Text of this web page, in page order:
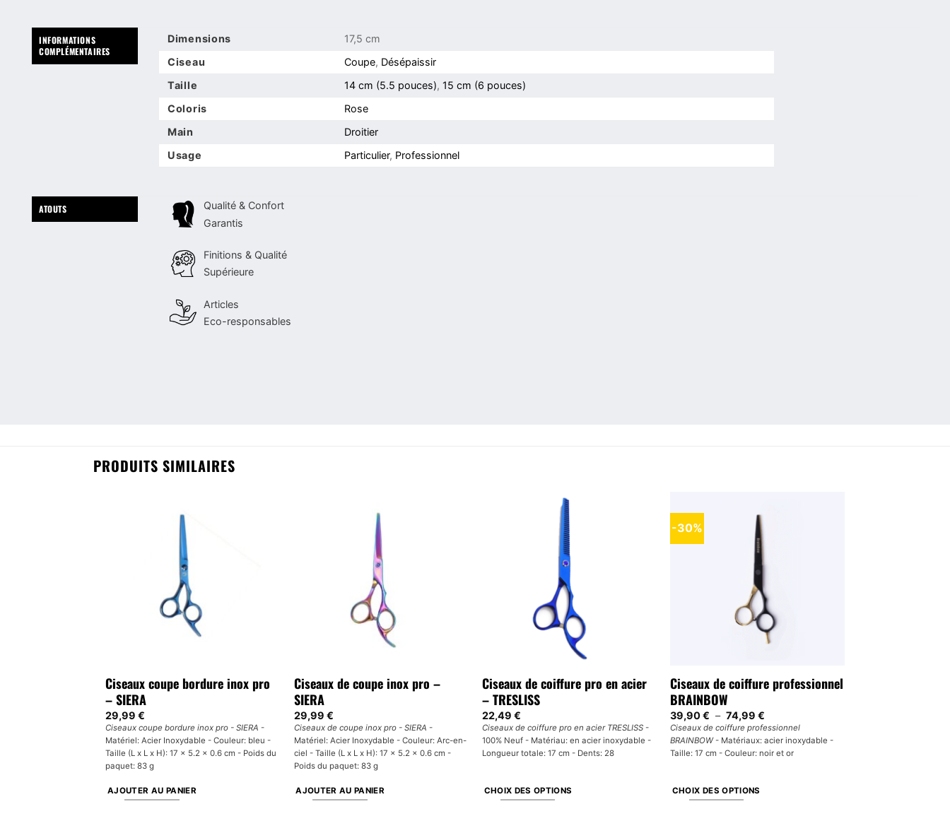
INFORMATIONS
COMPLÉMENTAIRES
Dimensions
17,5 cm
Ciseau
Coupe, Désépaissir
Taille
14 cm (5.5 pouces), 15 cm (6 pouces)
Coloris
Rose
Main
Droitier
Usage
Particulier, Professionnel
ATOUTS
Qualité & Confort
Garantis
Finitions & Qualité
Supérieure
Articles
Eco-responsables
PRODUITS SIMILAIRES
Ciseaux coupe bordure inox pro
– SIERA
29,99€
Ciseaux coupe bordure inox pro - SIERA -
Matériel: Acier Inoxydable - Couleur: bleu -
Taille (L x L x H): 17 x 5.2 x 0.6 cm - Poids du
paquet: 83 g
AJOUTER AU PANIER
Ciseaux de coupe inox pro –
SIERA
29,99 €
Ciseaux de coupe inox pro - SIERA -
Matériel: Acier Inoxydable - Couleur: Arc-en-
ciel - Taille (L x L x H): 17 x 5.2 x 0.6 cm -
Poids du paquet: 83 g
AJOUTER AU PANIER
Ciseaux de coiffure pro en acier
– TRESLISS
22,49 €
Ciseaux de coiffure pro en acier TRESLISS-
100% Neuf - Matériau: en acier inoxydable -
Longueur totale: 17 cm - Dents: 28
CHOIX DES OPTIONS
-30%
Ciseaux de coiffure professionnel
BRAINBOW
39,90€ – 74,99€
de
prix :
39,90 €
à
Ciseaux de coiffure professionnel
BRAINBOW- Matériaux: acier inoxydable -
Taille: 17 cm - Couleur: noir et or
CHOIX DES OPTIONS